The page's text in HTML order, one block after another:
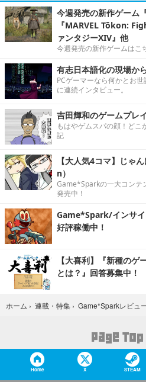
今週発売の新作ゲーム
『MARVEL Tōkon:
ァンタジーXIV』他
今週発売の新作ゲームはこ
有志日本語化の現場か
PCゲーマーなら何かとお
に連続インタビュー。
吉田輝和のゲームプレ
もはやゲムスパの顔！どこ
記
【大人気4コマ】じゃ
n）
Game*Sparkの一大コンテ
発売中！
Game*Spark/インサイ
好評稼働中！
【大喜利】『新種のゲ
とは？』回答募集中！
ホーム › 連載・特集 › Game*Sparkレビュ
Home X STEAM